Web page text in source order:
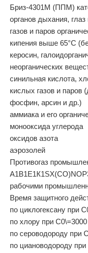
Бриз-4301М (ППМ)
органов дыхания,
газов и паров
кипения выше 65°С
керосин,
неорганических
синильная кислота,
кислых газов и паров
фосфин, арсин и др.)
аммиака и его
монооксида углерода
оксидов азота
аэрозолей
Противогаз
рабочими
Время защитного
по циклогексану при
по хлору при
по сероводороду при
по циановодороду